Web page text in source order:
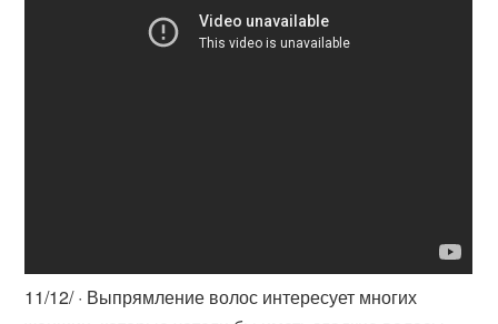
11/12/ · Выпрямление волос интересует многих